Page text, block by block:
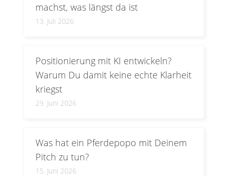
machst, was längst da ist
13. Juli 2026
Positionierung mit KI entwickeln?
Warum Du damit keine echte Klarheit
kriegst
29. Juni 2026
Was hat ein Pferdepopo mit Deinem
Pitch zu tun?
15. Juni 2026